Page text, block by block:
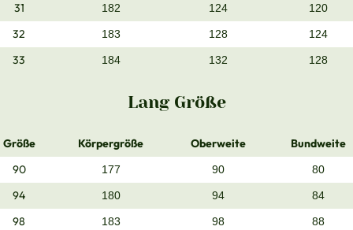
31 182 124 120
32 183 128 124
33 184 132 128
Lang Größe
Größe Körpergröße Oberweite
Bundweite
90
177 90 80
94 180 94 84
98 183 98 88